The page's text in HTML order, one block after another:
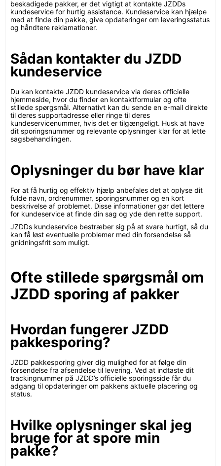
beskadigede pakker, er det vigtigt at kontakte JZDDs
kundeservice for hurtig assistance. Kundeservice kan hjælpe
med at finde din pakke, give opdateringer om leveringsstatus
og håndtere reklamationer.
Sådan kontakter du JZDD
kundeservice
Du kan kontakte JZDD kundeservice via deres officielle
hjemmeside, hvor du finder en kontaktformular og ofte
stillede spørgsmål. Alternativt kan du sende en e-mail direkte
til deres supportadresse eller ringe til deres
kundeservicenummer, hvis det er tilgængeligt. Husk at have
dit sporingsnummer og relevante oplysninger klar for at lette
sagsbehandlingen.
Oplysninger du bør have klar
For at få hurtig og effektiv hjælp anbefales det at oplyse dit
fulde navn, ordrenummer, sporingsnummer og en kort
beskrivelse af problemet. Disse informationer gør det lettere
for kundeservice at finde din sag og yde den rette support.
JZDDs kundeservice bestræber sig på at svare hurtigt, så du
kan få løst eventuelle problemer med din forsendelse så
gnidningsfrit som muligt.
Ofte stillede spørgsmål om
JZDD sporing af pakker
Hvordan fungerer JZDD
pakkesporing?
JZDD pakkesporing giver dig mulighed for at følge din
forsendelse fra afsendelse til levering. Ved at indtaste dit
trackingnummer på JZDD’s officielle sporingsside får du
adgang til opdateringer om pakkens aktuelle placering og
status.
Hvilke oplysninger skal jeg
bruge for at spore min
pakke?